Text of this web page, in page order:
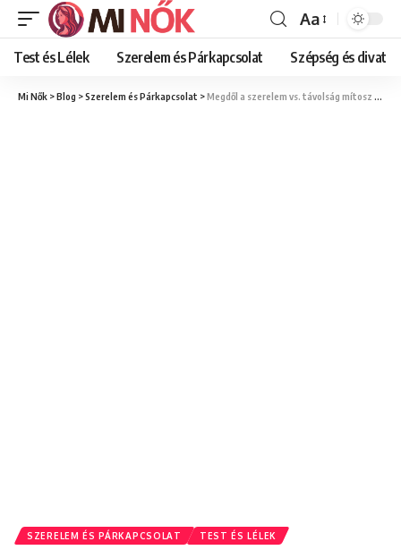
Font
Resizer
Aa
Test és Lélek Szerelem és Párkapcsolat Szépség és divat
Mi Nők >Blog >Szerelem és Párkapcsolat >Megdől a szerelem vs. távolság mítosz – Miért nem öli meg a távolság az érzéseket?
SZERELEM ÉS PÁRKAPCSOLAT TEST ÉS LÉLEK